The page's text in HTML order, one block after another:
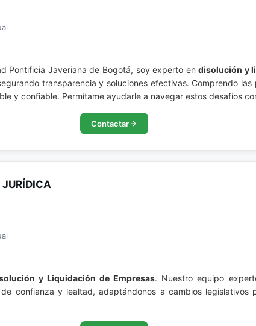
Pontificia Javeriana de Bogotá, soy experto endisolución y
transparencia y soluciones efectivas. Comprendo
y confiable. Permítame ayudarle a navegar estos desafíos
Contactar
JURÍDICA
y Liquidación de Empresas. Nuestro equipo
de confianza y lealtad, adaptándonos a cambios